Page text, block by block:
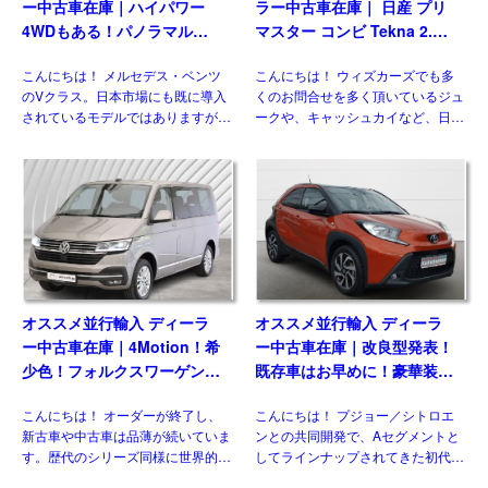
ー中古車在庫｜ハイパワー
4WDもある！パノラマルー
ス V300d アバンギャルド ロ
ング 4Matic 9G-Tronic 左ハ
ンドル
こんにちは！ メルセデス・ベンツ
のVクラス。日本市場にも既に導入
されているモデルではありますが、
的な仕様があるのをご存じですか？
新世代ダウンサイジングユニットに
統一、クラス最強となるパワ […]
ラー中古車在庫｜ 日産 プリ
マスター コンビ Tekna 2.0
ハンドル
こんにちは！ ウィズカーズでも多
くのお問合せを多く頂いているジュ
ークや、キャッシュカイなど、日本
のLCV、NV300（NISSAN NV300
オススメ並行輸入 ディーラ
ー中古車在庫｜4Motion！希
少色！フォルクスワーゲン
Six SWB 2.0TDI 204PS 7人
乗り 7DSG 左ハンドル
こんにちは！ オーダーが終了し、
新古車や中古車は品薄が続いていま
す。歴代のシリーズ同様に世界的に
オススメ並行輸入 ディーラ
ー中古車在庫｜改良型発表！
既存車はお早めに！豪華装備
ゴX パルス 1.0VVT-i CVT 左
ハンドル
こんにちは！ プジョー／シトロエ
ンとの共同開発で、Aセグメントと
してラインナップされてきた初代と